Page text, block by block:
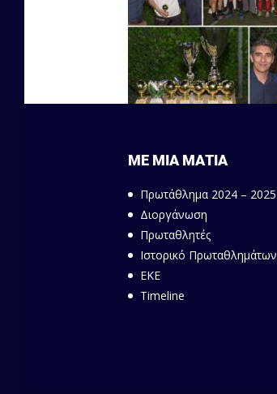
ΜΕ ΜΙΑ ΜΑΤΙΑ
Πρωτάθλημα 2024 – 2025
Διοργάνωση
Πρωταθλητές
Ιστορικό Πρωταθλημάτων
ΕΚΕ
Timeline